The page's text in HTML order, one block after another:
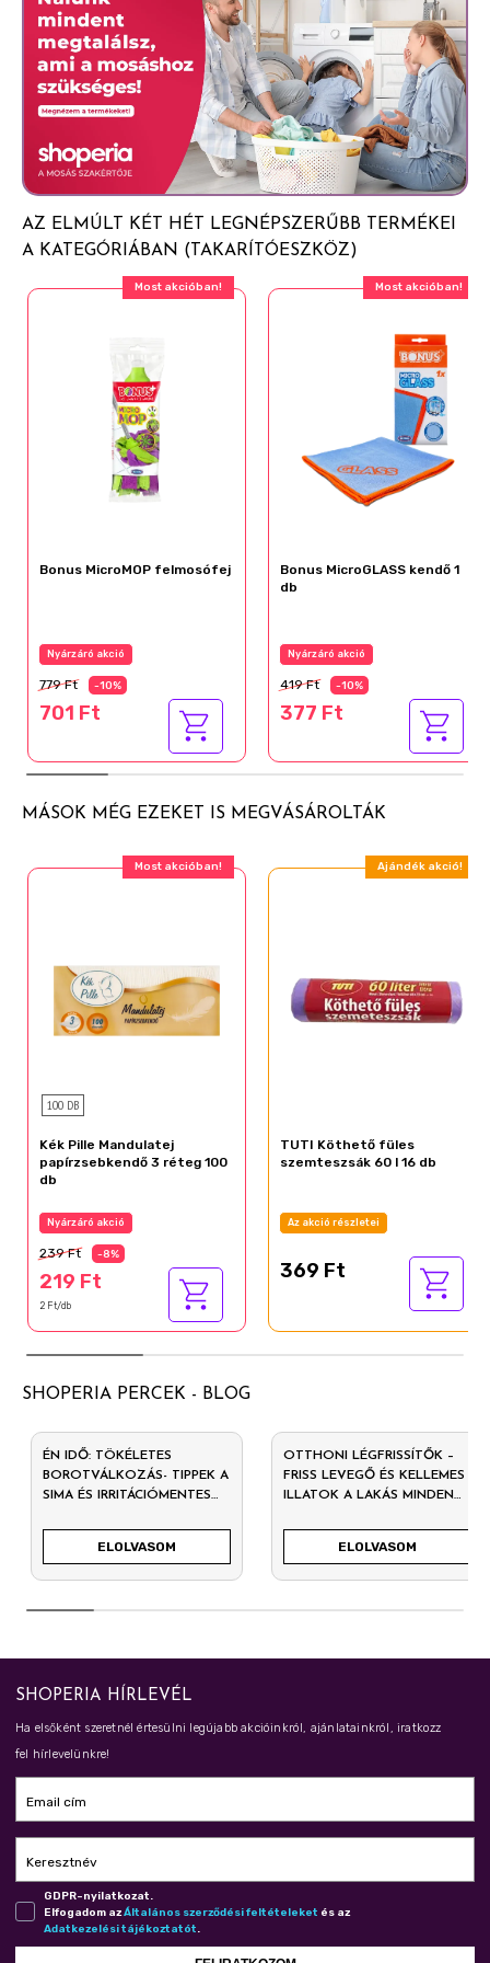
AZ ELMÚLT KÉT HÉT LEGNÉPSZERŰBB TERMÉKEI
A KATEGÓRIÁBAN (TAKARÍTÓESZKÖZ)
Most akcióban!
Bonus MicroMOP felmosófej
Nyárzáró akció
779 Ft -10%
701 Ft
Most akcióban!
Bonus MicroGLASS kendő 1
db
Nyárzáró akció
419 Ft -10%
377 Ft
MÁSOK MÉG EZEKET IS MEGVÁSÁROLTÁK
Most akcióban!
100 DB
Kék Pille Mandulatej
papírzsebkendő 3 réteg 100
db
Nyárzáró akció
239 Ft -8%
219 Ft
2 Ft/db
Ajándék akció!
TUTI Köthető füles
szemteszsák 60 l 16 db
Az akció részletei
369 Ft
SHOPERIA PERCEK - BLOG
ÉN IDŐ: TÖKÉLETES
BOROTVÁLKOZÁS- TIPPEK A
SIMA ÉS IRRITÁCIÓMENTES
ELOLVASOM
OTTHONI LÉGFRISSÍTŐK –
FRISS LEVEGŐ ÉS KELLEMES
ILLATOK A LAKÁS MINDEN
ELOLVASOM
SHOPERIA HÍRLEVÉL
Ha elsőként szeretnél értesülni legújabb akcióinkról, ajánlatainkról, iratkozz
fel hírlevelünkre!
Email cím
Keresztnév
GDPR-nyilatkozat.
Elfogadom azÁl­ta­lá­nos szer­ző­dé­si fel­té­te­le­ket és az
Adat­ke­ze­lé­si tá­jé­koz­ta­tót.